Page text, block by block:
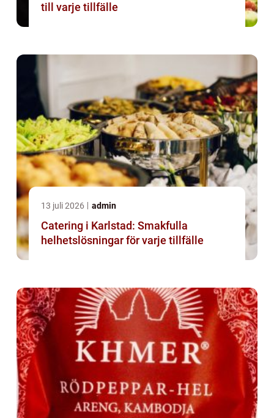
till varje tillfälle
13 juli 2026 admin
Catering i Karlstad: Smakfulla
helhetslösningar för varje tillfälle